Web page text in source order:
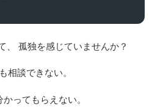
、 孤独を感じていませんか？
相談できない。
ってもらえない。